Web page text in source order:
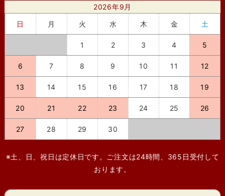
2026年9月
日
月 火 水 木 金 土
1 2 3 4 5
6 7 8 9 10 11 12
13 14 15 16 17 18 19
20 21 22 23 24 25 26
27 28 29 30
※土、日、祝日は定休日です。ご注文は24時間、365日受付して
おります。